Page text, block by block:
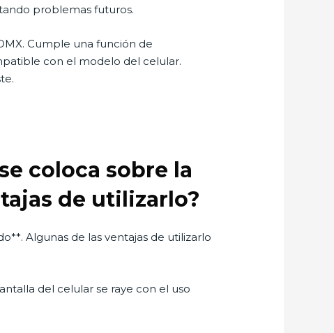
problemas futuros.
Cumple una función de
con el modelo del celular.
coloca sobre la
de utilizarlo?
Algunas de las ventajas de utilizarlo
del celular se raye con el uso